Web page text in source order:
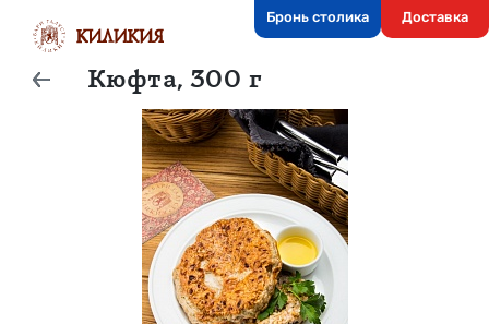
Кюфта, 300 г
Бронь столика Доставка